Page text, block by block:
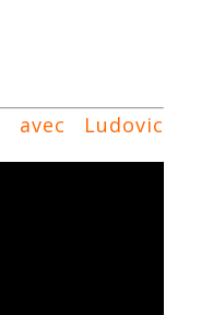
avec Ludovic